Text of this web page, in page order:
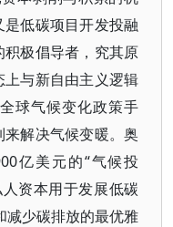
低碳项目开发投融
极倡导者，究其原
与新自由主义逻辑
球气候变化政策手
解决气候变暖。奥
亿美元的“气候投
资本用于发展低碳
减少碳排放的最优雅